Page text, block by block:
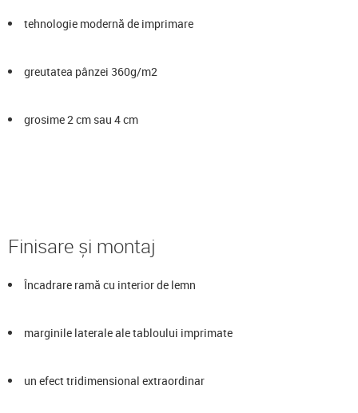
tehnologie modernă de imprimare
greutatea pânzei 360g/m2
grosime 2 cm sau 4 cm
Finisare și montaj
Încadrare ramă cu interior de lemn
marginile laterale ale tabloului imprimate
un efect tridimensional extraordinar